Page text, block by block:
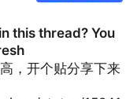
this thread? You
，开个贴分享下来